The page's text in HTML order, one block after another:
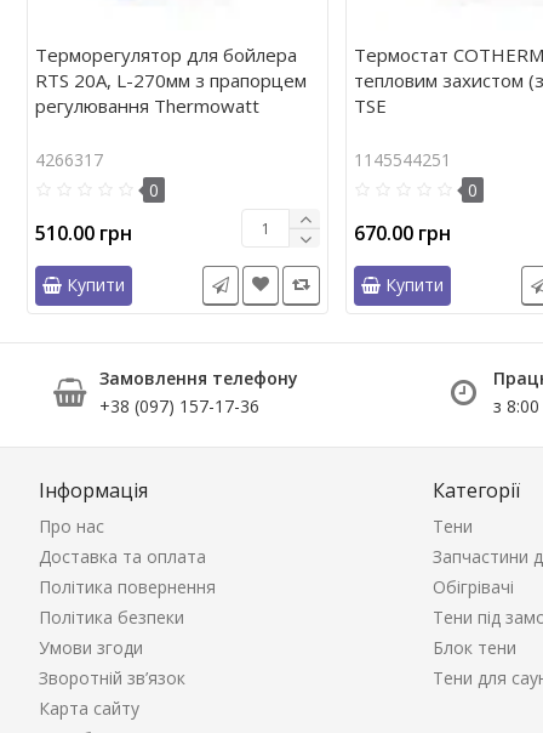
Терморегулятор для бойлера
RTS 20А, L-270мм з прапорцем
регулювання Thermowatt
4266317
0
510.00 грн
Купити
Термостат
тепловим захистом
TSE
1145544251
0
670.00 грн
Купити
Замовлення телефону
+38 (097) 157-17-36
з
Інформація
Про нас
Доставка та оплата
Політика повернення
Політика безпеки
Умови згоди
Зворотній зв’язок
Карта сайту
Категорії
Тени
Запчастини
Обігрівачі
Тени під
Блок тени
Тени для